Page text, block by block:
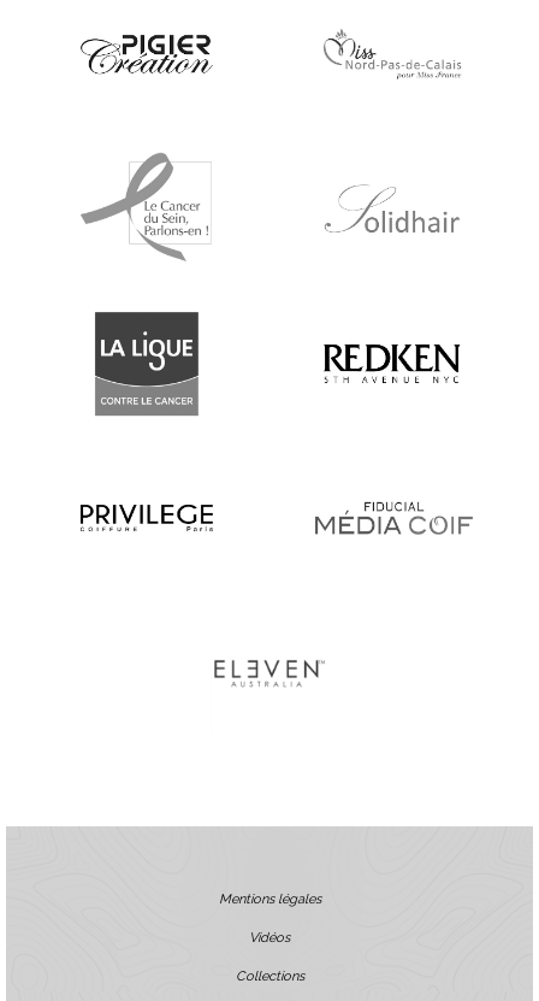
Mentions légales
Vidéos
Collections